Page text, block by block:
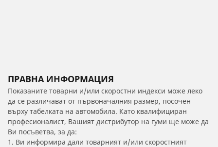
ПРАВНА ИНФОРМАЦИЯ
Показаните товарни и/или скоростни индекси може леко
да се различават от първоначалния размер, посочен
върху табелката на автомобила. Като квалифициран
професионалист, Вашият дистрибутор на гуми ще може да
Ви посъветва, за да:
1. Ви информира дали товарният и/или скоростният